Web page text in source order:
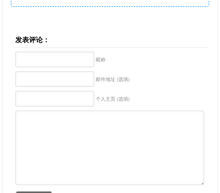
发表评论：
昵称
邮件地址 (选填)
个人主页 (选填)